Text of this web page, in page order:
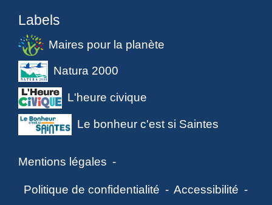
Labels
Maires pour la planète
Natura 2000
L'heure civique
Le bonheur c'est si Saintes
Mentions légales -
Politique de confidentialité - Accessibilité -